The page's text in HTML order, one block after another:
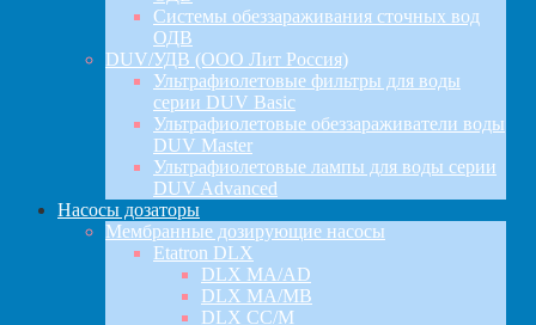
Системы обеззараживания сточных вод
ОДВ
DUV/УДВ (ООО Лит Россия)
Ультрафиолетовые фильтры для воды
серии DUV Basic
Ультрафиолетовые обеззараживатели воды
DUV Master
Ультрафиолетовые лампы для воды серии
DUV Advanced
Насосы дозаторы
Мембранные дозирующие насосы
Etatron DLX
DLX MA/AD
DLX MA/MB
DLX CC/M